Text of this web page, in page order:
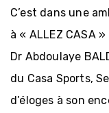
C’est dans une
à « ALLEZ CASA
Dr Abdoulaye
du Casa Sports,
d’éloges à son